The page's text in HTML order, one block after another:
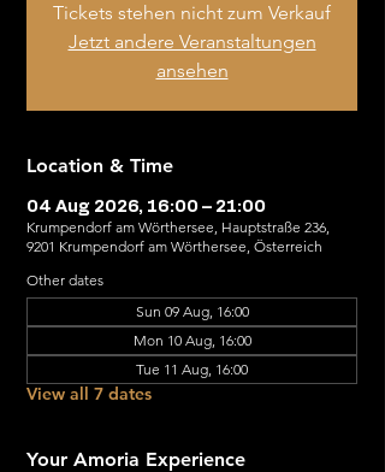
Tickets stehen nicht zum Verkauf
Jetzt andere Veranstaltungen
ansehen
Location & Time
04 Aug 2026, 16:00 – 21:00
Krumpendorf am Wörthersee, Hauptstraße 236,
9201 Krumpendorf am Wörthersee, Österreich
Other dates
Sun 09 Aug, 16:00
Mon 10 Aug, 16:00
Tue 11 Aug, 16:00
View all 7 dates
Your Amoria Experience